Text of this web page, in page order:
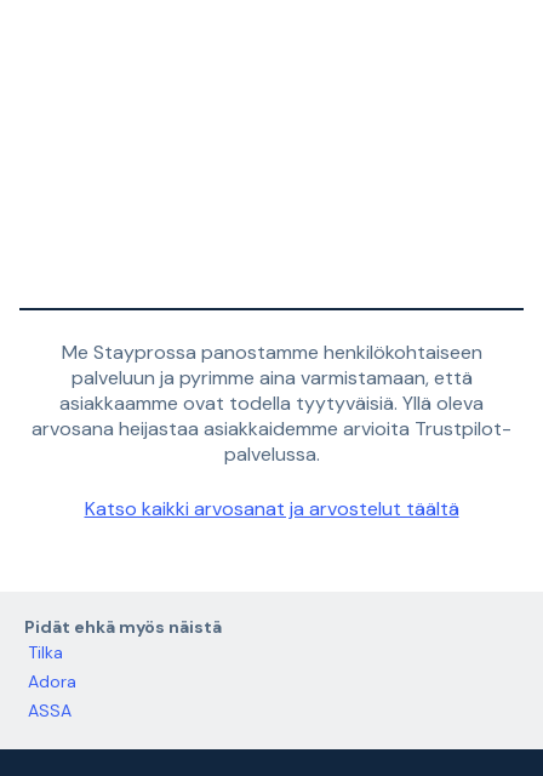
Me Stayprossa panostamme henkilökohtaiseen
palveluun ja pyrimme aina varmistamaan, että
asiakkaamme ovat todella tyytyväisiä. Yllä oleva
arvosana heijastaa asiakkaidemme arvioita Trustpilot-
palvelussa.
Katso kaikki arvosanat ja arvostelut täältä
Pidät ehkä myös näistä
Tilka
Adora
ASSA